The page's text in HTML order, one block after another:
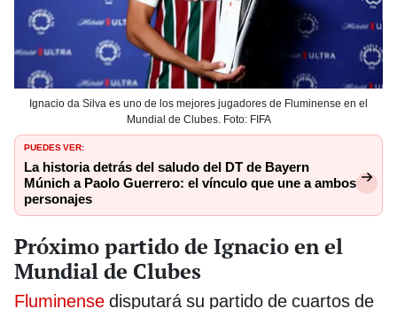
Ignacio da Silva es uno de los mejores jugadores de Fluminense en el
Mundial de Clubes. Foto: FIFA
PUEDES VER:
La historia detrás del saludo del DT de Bayern
Múnich a Paolo Guerrero: el vínculo que une a ambos
personajes
Próximo partido de Ignacio en el
Mundial de Clubes
Fluminense disputará su partido de cuartos de